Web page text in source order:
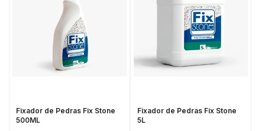
Fixador de Pedras Fix Stone
500ML
Fixador de Pedras Fix Stone
5L